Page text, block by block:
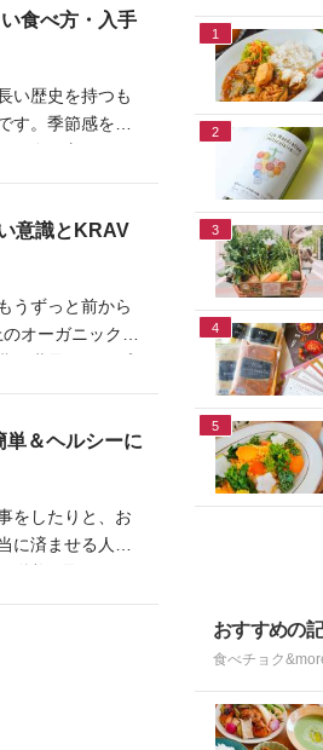
食べ方・入手
い歴史を持つも
す。季節感を感
意識とKRAV
うずっと前から
オーガニック農
ます。
単＆ヘルシーに
をしたりと、お
に済ませる人も
満点スムージー
はあるけど面倒
ださい。
1
2
3
4
5
おすすめの
食べチョク